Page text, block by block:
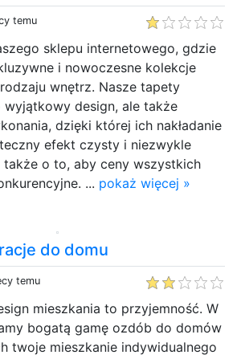
temu
sklepu internetowego, gdzie
i nowoczesne kolekcje
wnętrz. Nasze tapety
design, ale także
dzięki której ich nakładanie
efekt czysty i niezwykle
także o to, aby ceny wszystkich
... pokaż więcej »
do domu
temu
mieszkania to przyjemność. W
bogatą gamę ozdób do domów
twoje mieszkanie indywidualnego